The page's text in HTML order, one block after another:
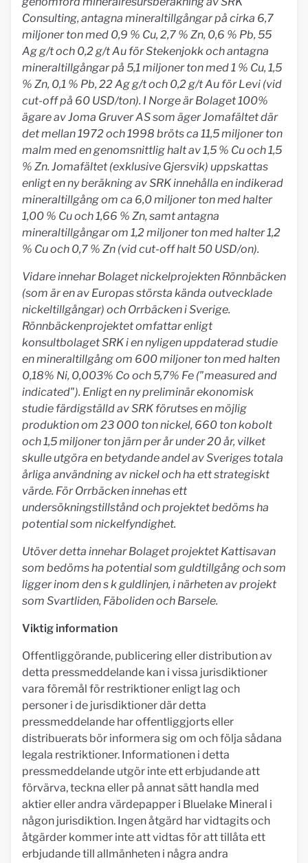
Consulting, antagna mineraltillgångar på cirka 6,7
miljoner ton med 0,9 % Cu, 2,7 % Zn, 0,6 % Pb, 55
Ag g/t och 0,2 g/t Au för Stekenjokk och antagna
mineraltillgångar på 5,1 miljoner ton med 1 % Cu, 1,5
% Zn, 0,1 % Pb, 22 Ag g/t och 0,2 g/t Au för Levi (vid
cut-off på 60 USD/ton). I Norge är Bolaget 100%
ägare av Joma Gruver AS som äger Jomafältet där
det mellan 1972 och 1998 bröts ca 11,5 miljoner ton
malm med en genomsnittlig halt av 1,5 % Cu och 1,5
% Zn. Jomafältet (exklusive Gjersvik) uppskattas
enligt en ny beräkning av SRK innehålla en indikerad
mineraltillgång om ca 6,0 miljoner ton med halter
1,00 % Cu och 1,66 % Zn, samt antagna
mineraltillgångar om 1,2 miljoner ton med halter 1,2
% Cu och 0,7 % Zn (vid cut-off halt 50 USD/on).
Vidare innehar Bolaget nickelprojekten Rönnbäcken
(som är en av Europas största kända outvecklade
nickeltillgångar) och Orrbäcken i Sverige.
Rönnbäckenprojektet omfattar enligt
konsultbolaget SRK i en nyligen uppdaterad studie
en mineraltillgång om 600 miljoner ton med halten
0,18% Ni, 0,003% Co och 5,7% Fe ("measured and
indicated"). Enligt en ny preliminär ekonomisk
studie färdigställd av SRK förutses en möjlig
produktion om 23 000 ton nickel, 660 ton kobolt
och 1,5 miljoner ton järn per år under 20 år, vilket
skulle utgöra en betydande andel av Sveriges totala
årliga användning av nickel och ha ett strategiskt
värde. För Orrbäcken innehas ett
undersökningstillstånd och projektet bedöms ha
potential som nickelfyndighet.
Utöver detta innehar Bolaget projektet Kattisavan
som bedöms ha potential som guldtillgång och som
ligger inom den s k guldlinjen, i närheten av projekt
som Svartliden, Fäboliden och Barsele.
Viktig information
Offentliggörande, publicering eller distribution av
detta pressmeddelande kan i vissa jurisdiktioner
vara föremål för restriktioner enligt lag och
personer i de jurisdiktioner där detta
pressmeddelande har offentliggjorts eller
distribuerats bör informera sig om och följa sådana
legala restriktioner. Informationen i detta
pressmeddelande utgör inte ett erbjudande att
förvärva, teckna eller på annat sätt handla med
aktier eller andra värdepapper i Bluelake Mineral i
någon jurisdiktion. Ingen åtgärd har vidtagits och
åtgärder kommer inte att vidtas för att tillåta ett
erbjudande till allmänheten i några andra